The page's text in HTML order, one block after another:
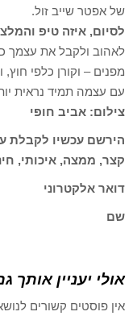
של אפטר שייב זול.
לסיום, איזה טיפ
לאהוב ולקבל את עצמך
מפנים – וקורן כלפי
עם עצמה תמיד נראית
צילום: אביב חופי
הירשם עכשיו לקבלת
קצר, ממצה, איכותי,
דואר אלקטרוני
שם
אולי יעניין אותך
אין פוסטים קשורים